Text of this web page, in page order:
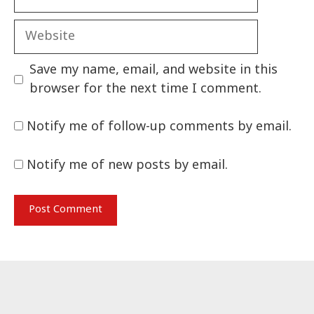
Website
Save my name, email, and website in this
browser for the next time I comment.
Notify me of follow-up comments by email.
Notify me of new posts by email.